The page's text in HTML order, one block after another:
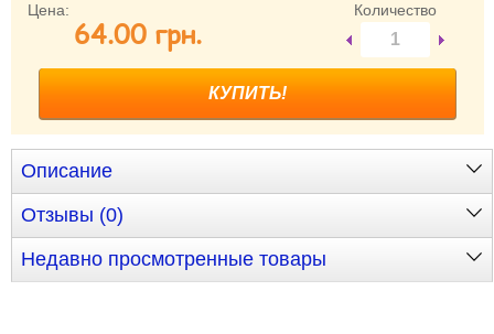
Цена:
64.00 грн.
Количество
Описание
Отзывы (0)
Недавно просмотренные товары